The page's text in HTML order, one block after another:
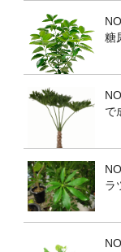
糖
で
ラ